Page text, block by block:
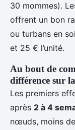
30 mommes).
offrent un bon
ou turbans en
et 25 € l’unité.
Au bout de
différence sur la
Les premiers
après 2 à 4
nœuds, moins